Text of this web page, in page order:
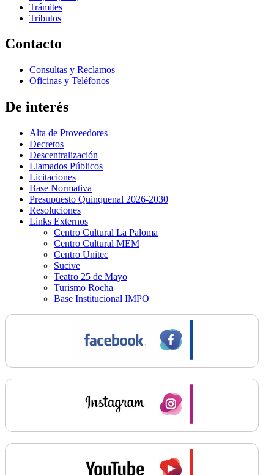
Trámites
Tributos
Contacto
Consultas y Reclamos
Oficinas y Teléfonos
De interés
Alta de Proveedores
Decretos
Descentralización
Llamados Públicos
Licitaciones
Base Normativa
Presupuesto Quinquenal 2026-2030
Resoluciones
Links Externos
Centro Cultural La Paloma
Centro Cultural MEM
Centro Unitec
Sucive
Teatro 25 de Mayo
Turismo Rocha
Base Institucional IMPO